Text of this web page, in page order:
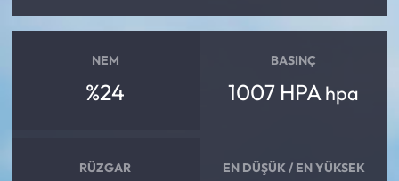
NEM
%24
BASINÇ
1007 HPA hpa
RÜZGAR EN DÜŞÜK / EN YÜKSEK